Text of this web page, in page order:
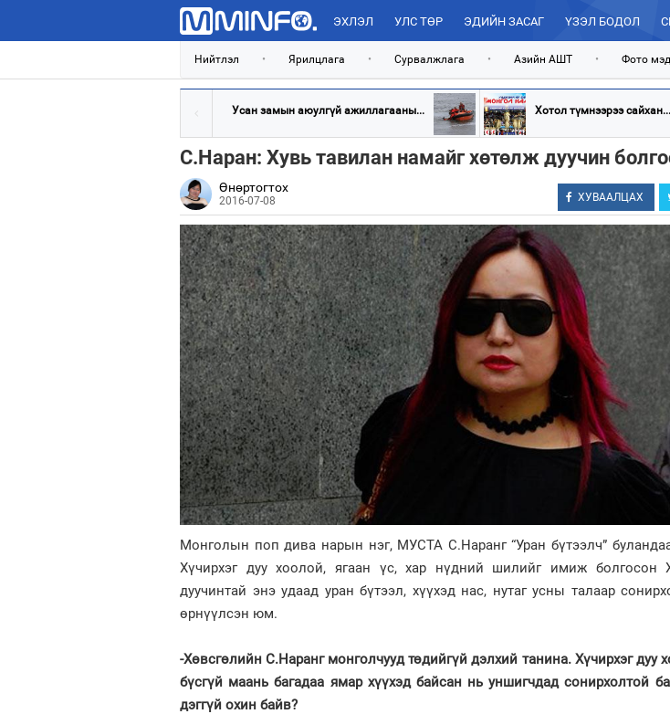
ЭХЛЭЛ УЛС ТӨР ЭДИЙН ЗАСАГ ҮЗЭЛ БОДОЛ
Нийтлэл • Ярилцлага • Сурвалжлага • Азийн АШТ • Фото
Усан замын аюулгүй ажиллагааны... Хотол түмнээрээ сайхан...
С.Наран: Хувь тавилан намайг хөтөлж дуучин
Өнөртогтох
2016-07-08 ХУВААЛЦАХ
Монголын поп дива нарын нэг, МУСТА С.Наранг “Уран бүтээлч”
Хүчирхэг дуу хоолой, ягаан үс, хар нүдний шилийг имиж болгосон
дуучинтай энэ удаад уран бүтээл, хүүхэд нас, нутаг усны талаар
өрнүүлсэн юм.
-Хөвсгөлийн С.Наранг монголчууд төдийгүй дэлхий танина. Хүчирхэг дуу
бүсгүй маань багадаа ямар хүүхэд байсан нь уншигчдад сонирхолтой
дэггүй охин байв?